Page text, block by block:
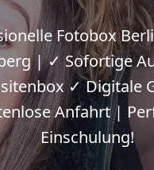
Fotobox
| ✓ Sofortige
✓ Digitale
Anfahrt |
Einschulung!